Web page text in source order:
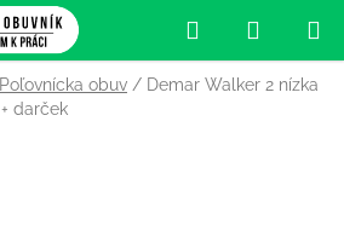
Hľadať
KOŠÍK
Poľovnícka obuv / Demar Walker 2 nízka
+ darček